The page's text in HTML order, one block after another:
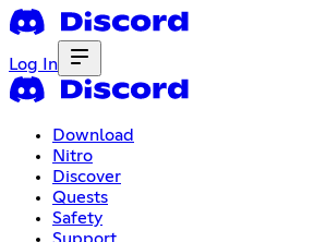
Log In
Download
Nitro
Discover
Quests
Safety